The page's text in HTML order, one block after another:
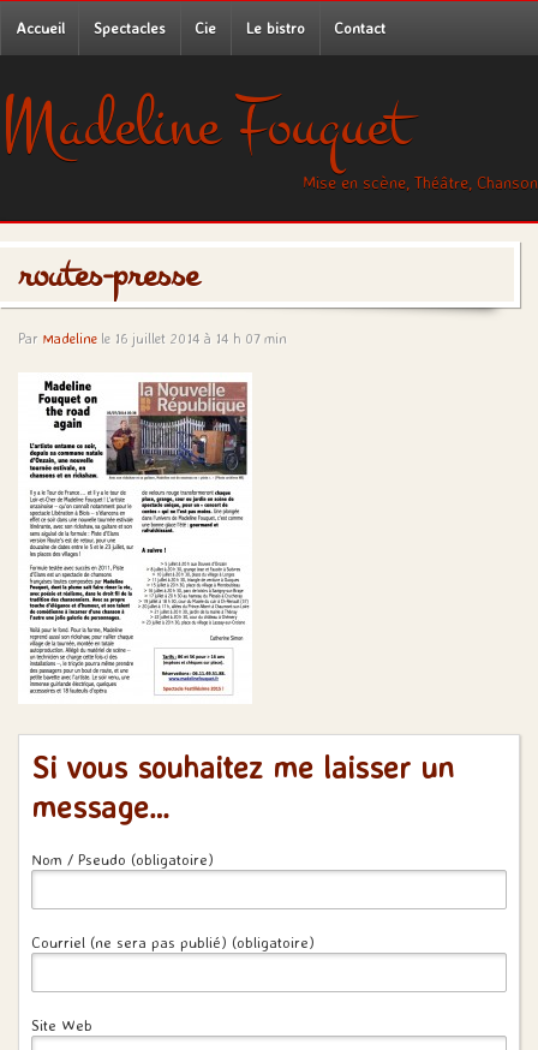
Accueil Spectacles Cie Le bistro Contact
Madeline Fouquet
Mise en scène, Théâtre, Chanson
routes-presse
Par Madeline le 16 juillet 2014 à 14 h 07 min
Si vous souhaitez me laisser un
message…
Nom / Pseudo (obligatoire)
Courriel (ne sera pas publié) (obligatoire)
Site Web